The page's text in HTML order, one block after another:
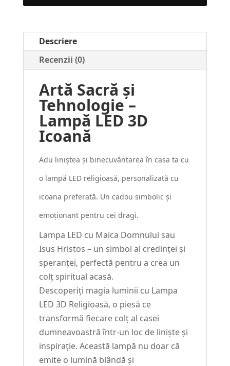
Icoana
Descriere
Recenzii (0)
Artă Sacră și
Tehnologie –
Lampă LED 3D
Icoană
Adu liniștea și binecuvântarea în casa ta cu
o lampă LED religioasă, personalizată cu
icoana preferată. Un cadou simbolic și
emoționant pentru cei dragi.
Lampa LED cu Maica Domnului sau
Isus Hristos – un simbol al credinței și
speranței, perfectă pentru a crea un
colț spiritual acasă.
Descoperiți magia luminii cu Lampa
LED 3D Religioasă, o piesă ce
transformă fiecare colț al casei
dumneavoastră într-un loc de liniște și
inspirație. Această lampă nu doar că
emite o lumină blândă și